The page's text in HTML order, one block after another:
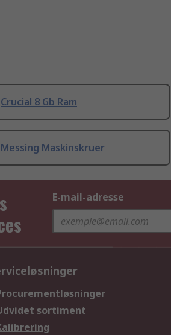
Crucial 8 Gb Ram
Messing Maskinskruer
E-mail-adresse
sortiment